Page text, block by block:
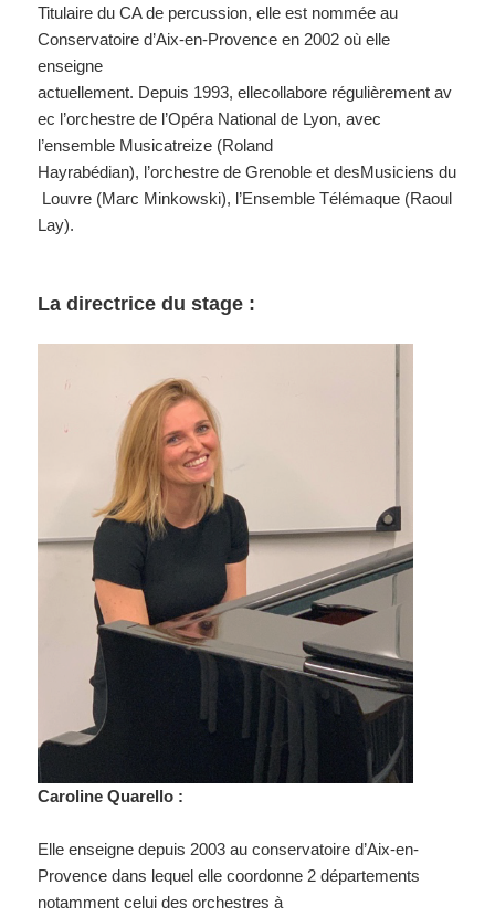
Titulaire du CA de percussion, elle est nommée au
Conservatoire d’Aix-en-Provence en 2002 où elle
enseigne
actuellement. Depuis 1993, ellecollabore régulièrement av
ec l’orchestre de l’Opéra National de Lyon, avec
l’ensemble Musicatreize (Roland
Hayrabédian), l’orchestre de Grenoble et desMusiciens du
Louvre (Marc Minkowski), l’Ensemble Télémaque (Raoul
Lay).
La directrice du stage :
Caroline Quarello :
Elle enseigne depuis 2003 au conservatoire d’Aix-en-
Provence dans lequel elle coordonne 2 départements
notamment celui des orchestres à